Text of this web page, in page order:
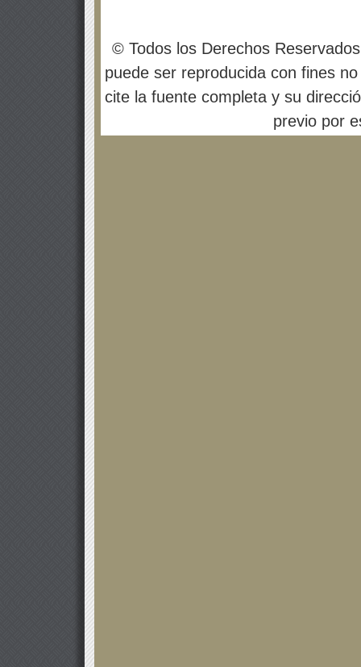
© Todos los Derechos
puede ser reproducida con fines
cite la fuente completa y su
previo por